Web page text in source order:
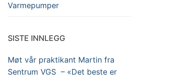
Varmepumper
SISTE INNLEGG
Møt vår praktikant Martin fra
Sentrum VGS – «Det beste er